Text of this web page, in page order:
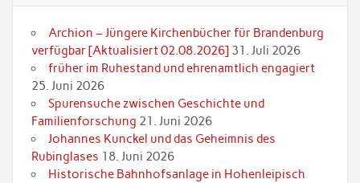
Archion – Jüngere Kirchenbücher für Brandenburg
verfügbar [Aktualisiert 02.08.2026] 31. Juli 2026
früher im Ruhestand und ehrenamtlich engagiert
25. Juni 2026
Spurensuche zwischen Geschichte und
Familienforschung 21. Juni 2026
Johannes Kunckel und das Geheimnis des
Rubinglases 18. Juni 2026
Historische Bahnhofsanlage in Hohenleipisch